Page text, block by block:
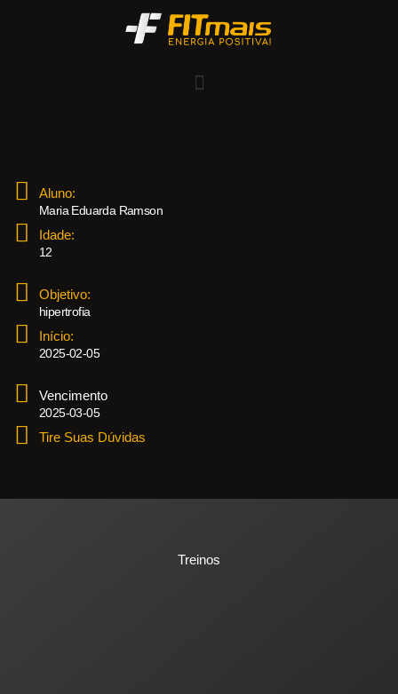
Aluno:
Maria Eduarda Ramson
Idade:
12
Objetivo:
hipertrofia
Início:
2025-02-05
Vencimento
2025-03-05
Tire Suas Dúvidas
Treinos